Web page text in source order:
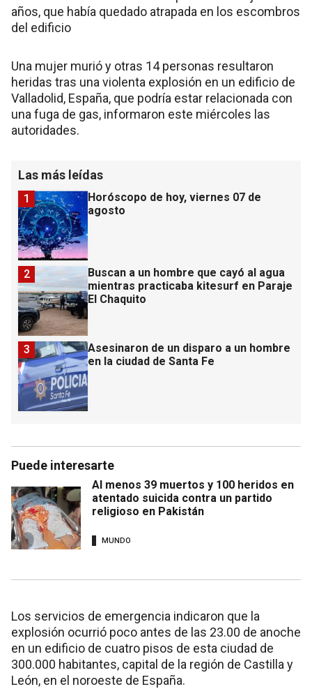
años, que había quedado atrapada en los escombros
del edificio
Una mujer murió y otras 14 personas resultaron
heridas tras una violenta explosión en un edificio de
Valladolid, España, que podría estar relacionada con
una fuga de gas, informaron este miércoles las
autoridades.
Las más leídas
Horóscopo de hoy, viernes 07 de
agosto
1
Buscan a un hombre que cayó al agua
mientras practicaba kitesurf en Paraje
El Chaquito
2
Asesinaron de un disparo a un hombre
en la ciudad de Santa Fe
3
Puede interesarte
Al menos 39 muertos y 100 heridos en
atentado suicida contra un partido
religioso en Pakistán
MUNDO
Los servicios de emergencia indicaron que la
explosión ocurrió poco antes de las 23.00 de anoche
en un edificio de cuatro pisos de esta ciudad de
300.000 habitantes, capital de la región de Castilla y
León, en el noroeste de España.